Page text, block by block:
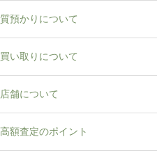
質預かりについて
買い取りについて
店舗について
高額査定のポイント